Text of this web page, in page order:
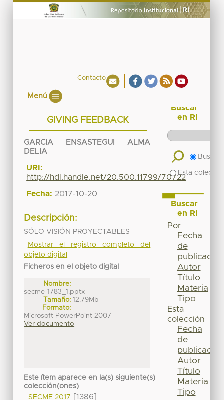
Contacto
Menú
GIVING FEEDBACK
GARCIA ENSASTEGUI ALMA
DELIA
URI:
http://hdl.handle.net/20.500.11799/70722
Fecha: 2017-10-20
Descripción:
SÓLO VISIÓN PROYECTABLES
Mostrar el registro completo del
objeto digital
Ficheros en el objeto digital
Nombre:
secme-1783_1.pptx
Tamaño: 12.79Mb
Formato:
Microsoft PowerPoint 2007
Ver documento
Este ítem aparece en la(s) siguiente(s)
colección(ones)
SECME 2017
[1386]
Buscar
en RI
Buscar
Esta
Buscar
en RI
Por
Fecha
de
publicación
Autor
Título
Materia
Tipo
Esta
colección
Fecha
de
publicación
Autor
Título
Materia
Tipo